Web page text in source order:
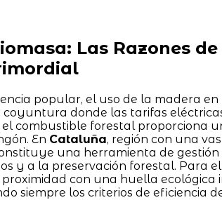
Las Razones
popular, el uso de la madera en
coyuntura donde las tarifas
el combustible forestal proporciona
En Cataluña, región con una
una herramienta de
y a la preservación forestal. Para
con una huella ecológica
siempre los criterios de eficiencia